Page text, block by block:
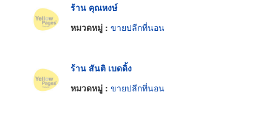
ร้าน คุณหงษ์
หมวดหมู่ : ขายปลีกที่นอน
ร้าน สันติ เบดดิ้ง
หมวดหมู่ : ขายปลีกที่นอน